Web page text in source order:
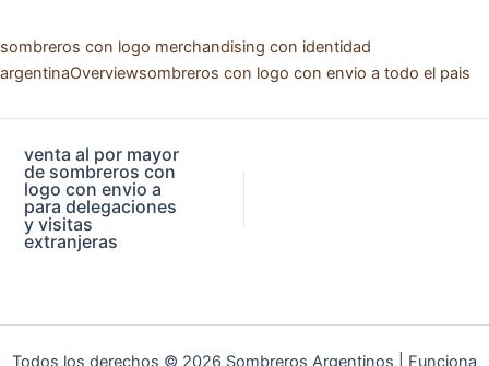
sombreros con logo merchandising con identidad
argentinaOverviewsombreros con logo con envio a todo el pais
venta al por mayor
de sombreros con
logo con envio a
para delegaciones
y visitas
extranjeras
Todos los derechos © 2026 Sombreros Argentinos | Funciona